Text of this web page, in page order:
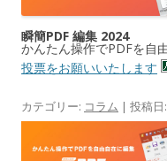
瞬簡PDF 編集 2024
かんたん操作でPDFを自
投票をお願いいたします
カテゴリー: コラム | 投稿日: